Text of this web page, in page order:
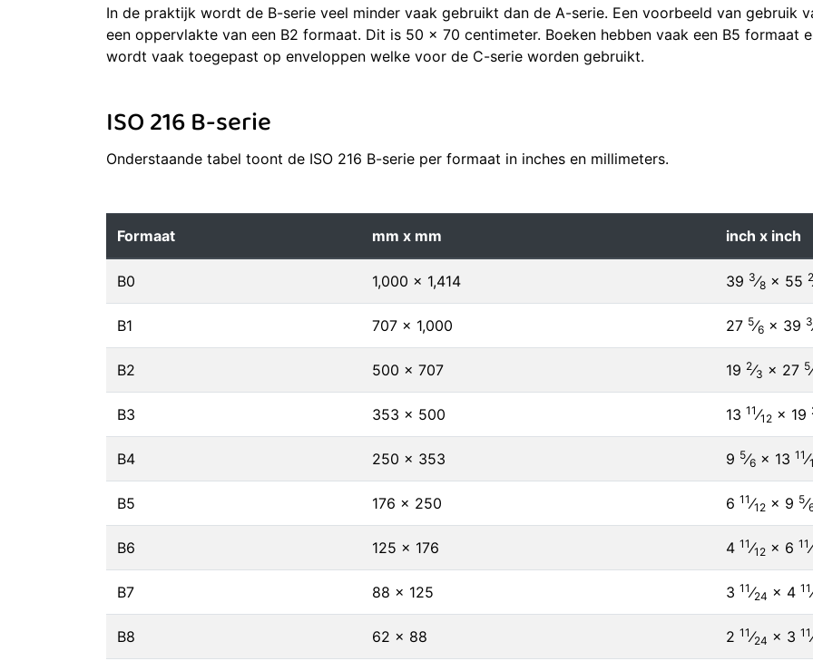
In de praktijk wordt de B-serie veel minder vaak gebruikt dan de A-serie. Een voorbeeld van gebruik
een oppervlakte van een B2 formaat. Dit is 50 x 70 centimeter. Boeken hebben vaak een B5 formaat
wordt vaak toegepast op enveloppen welke voor de C-serie worden gebruikt.
ISO 216 B-serie
Onderstaande tabel toont de ISO 216 B-serie per formaat in inches en millimeters.
Formaat mm x mm inch x inch
B0 1,000 × 1,414 39 3⁄8 × 55 2
B1 707 × 1,000 27 5⁄6 × 39 3
B2 500 × 707 19 2⁄3 × 27 5⁄
B3 353 × 500 13 11⁄12 × 19
B4 250 × 353 9 5⁄6 × 13 11⁄
B5 176 × 250 6 11⁄12 × 9 5⁄
B6 125 × 176 4 11⁄12 × 6 11⁄
B7 88 × 125 3 11⁄24 × 4 11
B8 62 × 88 2 11⁄24 × 3 11